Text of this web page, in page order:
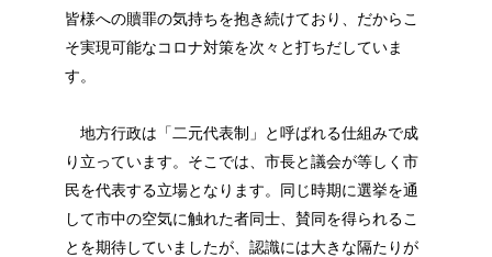
皆様への贖罪の気持ちを抱き続けており、だからこ
そ実現可能なコロナ対策を次々と打ちだしていま
す。
地方行政は「二元代表制」と呼ばれる仕組みで成
り立っています。そこでは、市長と議会が等しく市
民を代表する立場となります。同じ時期に選挙を通
して市中の空気に触れた者同士、賛同を得られるこ
とを期待していましたが、認識には大きな隔たりが